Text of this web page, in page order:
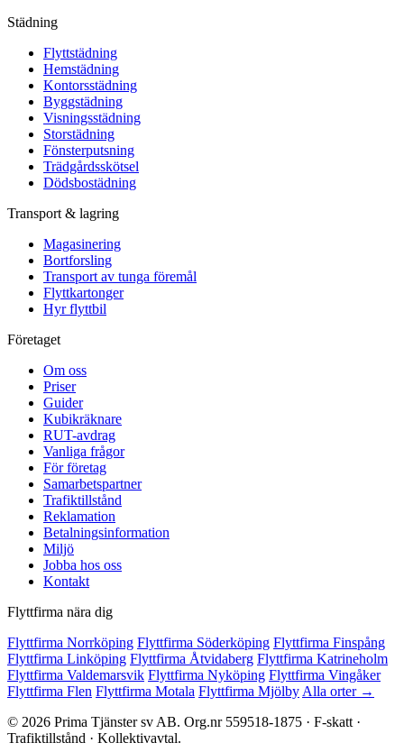
Städning
Flyttstädning
Hemstädning
Kontorsstädning
Byggstädning
Visningsstädning
Storstädning
Fönsterputsning
Trädgårdsskötsel
Dödsbostädning
Transport & lagring
Magasinering
Bortforsling
Transport av tunga föremål
Flyttkartonger
Hyr flyttbil
Företaget
Om oss
Priser
Guider
Kubikräknare
RUT-avdrag
Vanliga frågor
För företag
Samarbetspartner
Trafiktillstånd
Reklamation
Betalningsinformation
Miljö
Jobba hos oss
Kontakt
Flyttfirma nära dig
Flyttfirma Norrköping Flyttfirma Söderköping Flyttfirma Finspång
Flyttfirma Linköping Flyttfirma Åtvidaberg Flyttfirma Katrineholm
Flyttfirma Valdemarsvik Flyttfirma Nyköping Flyttfirma Vingåker
Flyttfirma Flen Flyttfirma Motala Flyttfirma Mjölby Alla orter →
© 2026 Prima Tjänster sv AB. Org.nr 559518-1875 · F-skatt ·
Trafiktillstånd · Kollektivavtal.